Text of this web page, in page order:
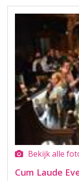
Bekijk alle
Cum Laude